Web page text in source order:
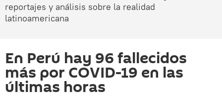
reportajes y análisis sobre la realidad
latinoamericana
En Perú hay 96 fallecidos
más por COVID-19 en las
últimas horas